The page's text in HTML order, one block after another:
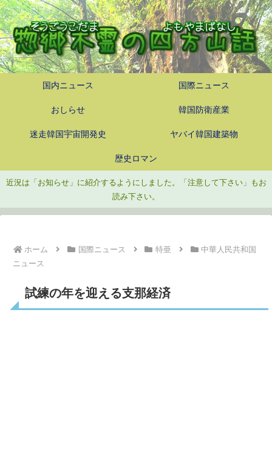
国内ニュース 国際ニュース
おしらせ 韓国防衛産業
迷走韓国宇宙開発史 ヤバイ韓国建築物
歴史ロマン
近況は「お知らせ」に紹介するようにしました。「注意して下さい」もお
読み下さい。
ホーム 国際ニュース 特亜
中華人民共和国
ニュース
試練の年を迎える支那経済